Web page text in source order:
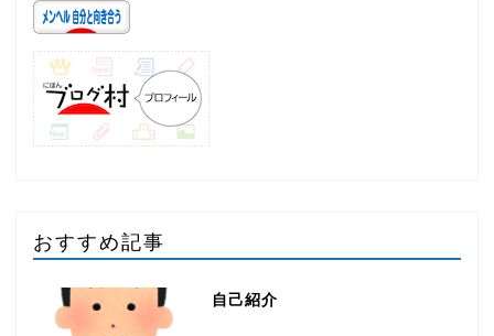
おすすめ記事
自己紹介